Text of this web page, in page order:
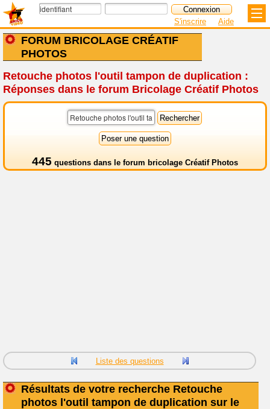
FORUM BRICOLAGE CRÉATIF
PHOTOS
S'inscrire Aide
Retouche photos l'outil tampon de duplication :
Réponses dans le forum Bricolage Créatif Photos
445 questions dans le forum bricolage Créatif Photos
Liste des questions
Résultats de votre recherche Retouche
photos l'outil tampon de duplication sur le